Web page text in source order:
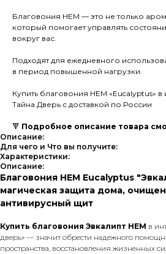
Благовония HEM — это не только
который помогает управлять
вокруг вас.
Подходят для ежедневного
в период повышенной нагрузки.
Купить благовония HEM «Eucalyptus» в
Тайна Дверь с доставкой по России
🔻 Подробное описание товара
Описание:
Для чего и Что вы получите:
Характеристики:
Описание:
Благовония HEM Eucalyptus
магическая защита дома,
антивирусный щит
Купить благовония Эвкалипт HEM в
дверь» — значит обрести надежного
пространства, восстановления жизненных